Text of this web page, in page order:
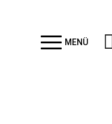
MENÜ